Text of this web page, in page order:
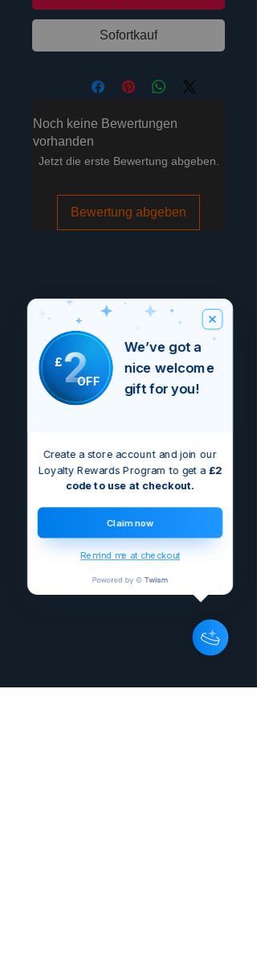
Sofortkauf
Noch keine Bewertungen
vorhanden
Jetzt die erste Bewertung abgeben.
Bewertung abgeben
£2OFF
We’ve got a
nice welcome
gift for you!
Create a store account and join our
Loyalty Rewards Program to get a £2
code to use at checkout.
Claim now
Remind me at checkout